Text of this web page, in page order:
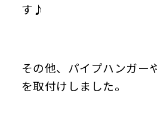
す♪
その他、パイプハンガー
を取付けしました。